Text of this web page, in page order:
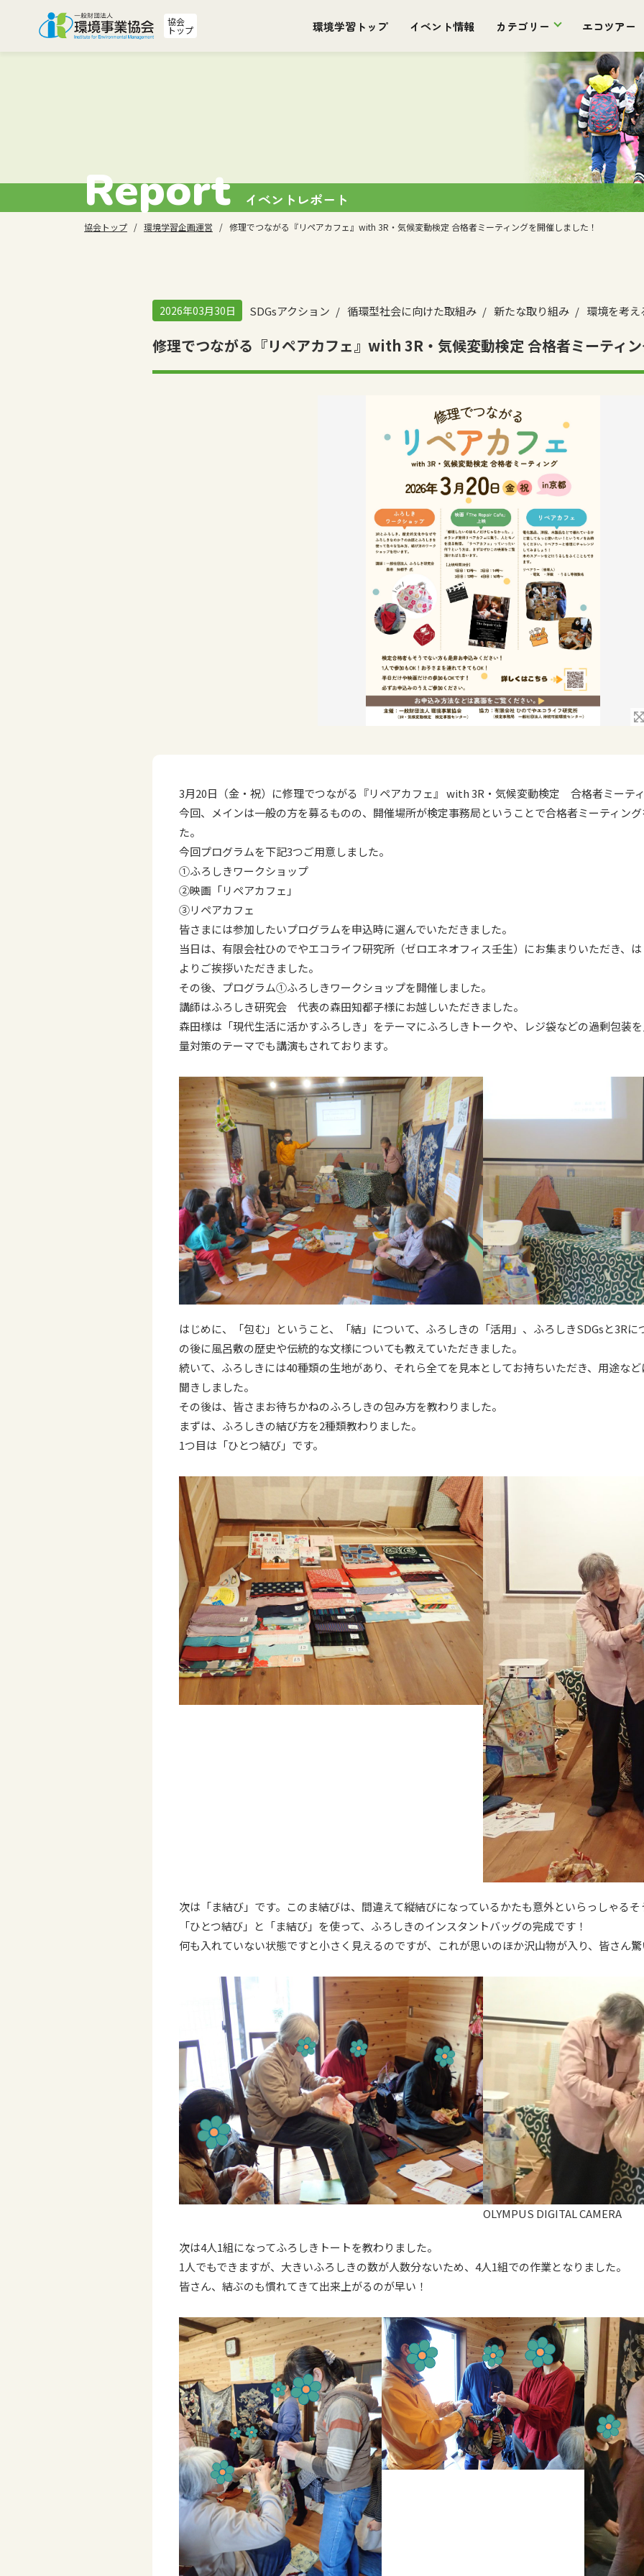
協会
トップ 環境学習トップ イベント情報 カテゴリー エコツアー
Report イベントレポート
協会トップ 環境学習企画運営 修理でつながる『リペアカフェ』with 3R・気候変動検定 合格者ミーティングを開催しました！
2026年03月30日 SDGsアクション 循環型社会に向けた取組み 新たな取り組み 環境を考
修理でつながる『リペアカフェ』with 3R・気候変動検定 合格者ミーティ
3月20日（金・祝）に修理でつながる『リペアカフェ』 with 3R・気候変動検定 合格者ミーテ
今回、メインは一般の方を募るものの、開催場所が検定事務局ということで合格者ミーティン
た。
今回プログラムを下記3つご用意しました。
①ふろしきワークショップ
②映画「リペアカフェ」
③リペアカフェ
皆さまには参加したいプログラムを申込時に選んでいただきました。
当日は、有限会社ひのでやエコライフ研究所（ゼロエネオフィス壬生）にお集まりいただき、
よりご挨拶いただきました。
その後、プログラム①ふろしきワークショップを開催しました。
講師はふろしき研究会 代表の森田知都子様にお越しいただきました。
森田様は「現代生活に活かすふろしき」をテーマにふろしきトークや、レジ袋などの過剰包装
量対策のテーマでも講演もされております。
はじめに、「包む」ということ、「結」について、ふろしきの「活用」、ふろしきSDGsと3R
の後に風呂敷の歴史や伝統的な文様についても教えていただきました。
続いて、ふろしきには40種類の生地があり、それら全てを見本としてお持ちいただき、用途な
聞きしました。
その後は、皆さまお待ちかねのふろしきの包み方を教わりました。
まずは、ふろしきの結び方を2種類教わりました。
1つ目は「ひとつ結び」です。
次は「ま結び」です。このま結びは、間違えて縦結びになっているかたも意外といらっしゃるそ
「ひとつ結び」と「ま結び」を使って、ふろしきのインスタントバッグの完成です！
何も入れていない状態ですと小さく見えるのですが、これが思いのほか沢山物が入り、皆さん
OLYMPUS DIGITAL CAMERA
次は4人1組になってふろしきトートを教わりました。
1人でもできますが、大きいふろしきの数が人数分ないため、4人1組での作業となりました。
皆さん、結ぶのも慣れてきて出来上がるのが早い！